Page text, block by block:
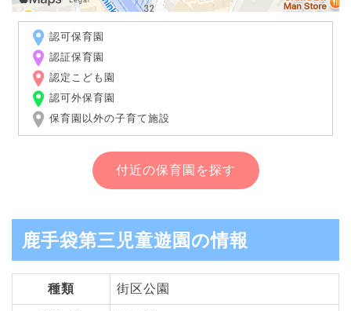
認可保育園
認証保育園
認定こども園
認可外保育園
保育園以外の子育て施設
付近の保育園を探す
鹿手袋第三児童遊園の情報
種類 街区公園